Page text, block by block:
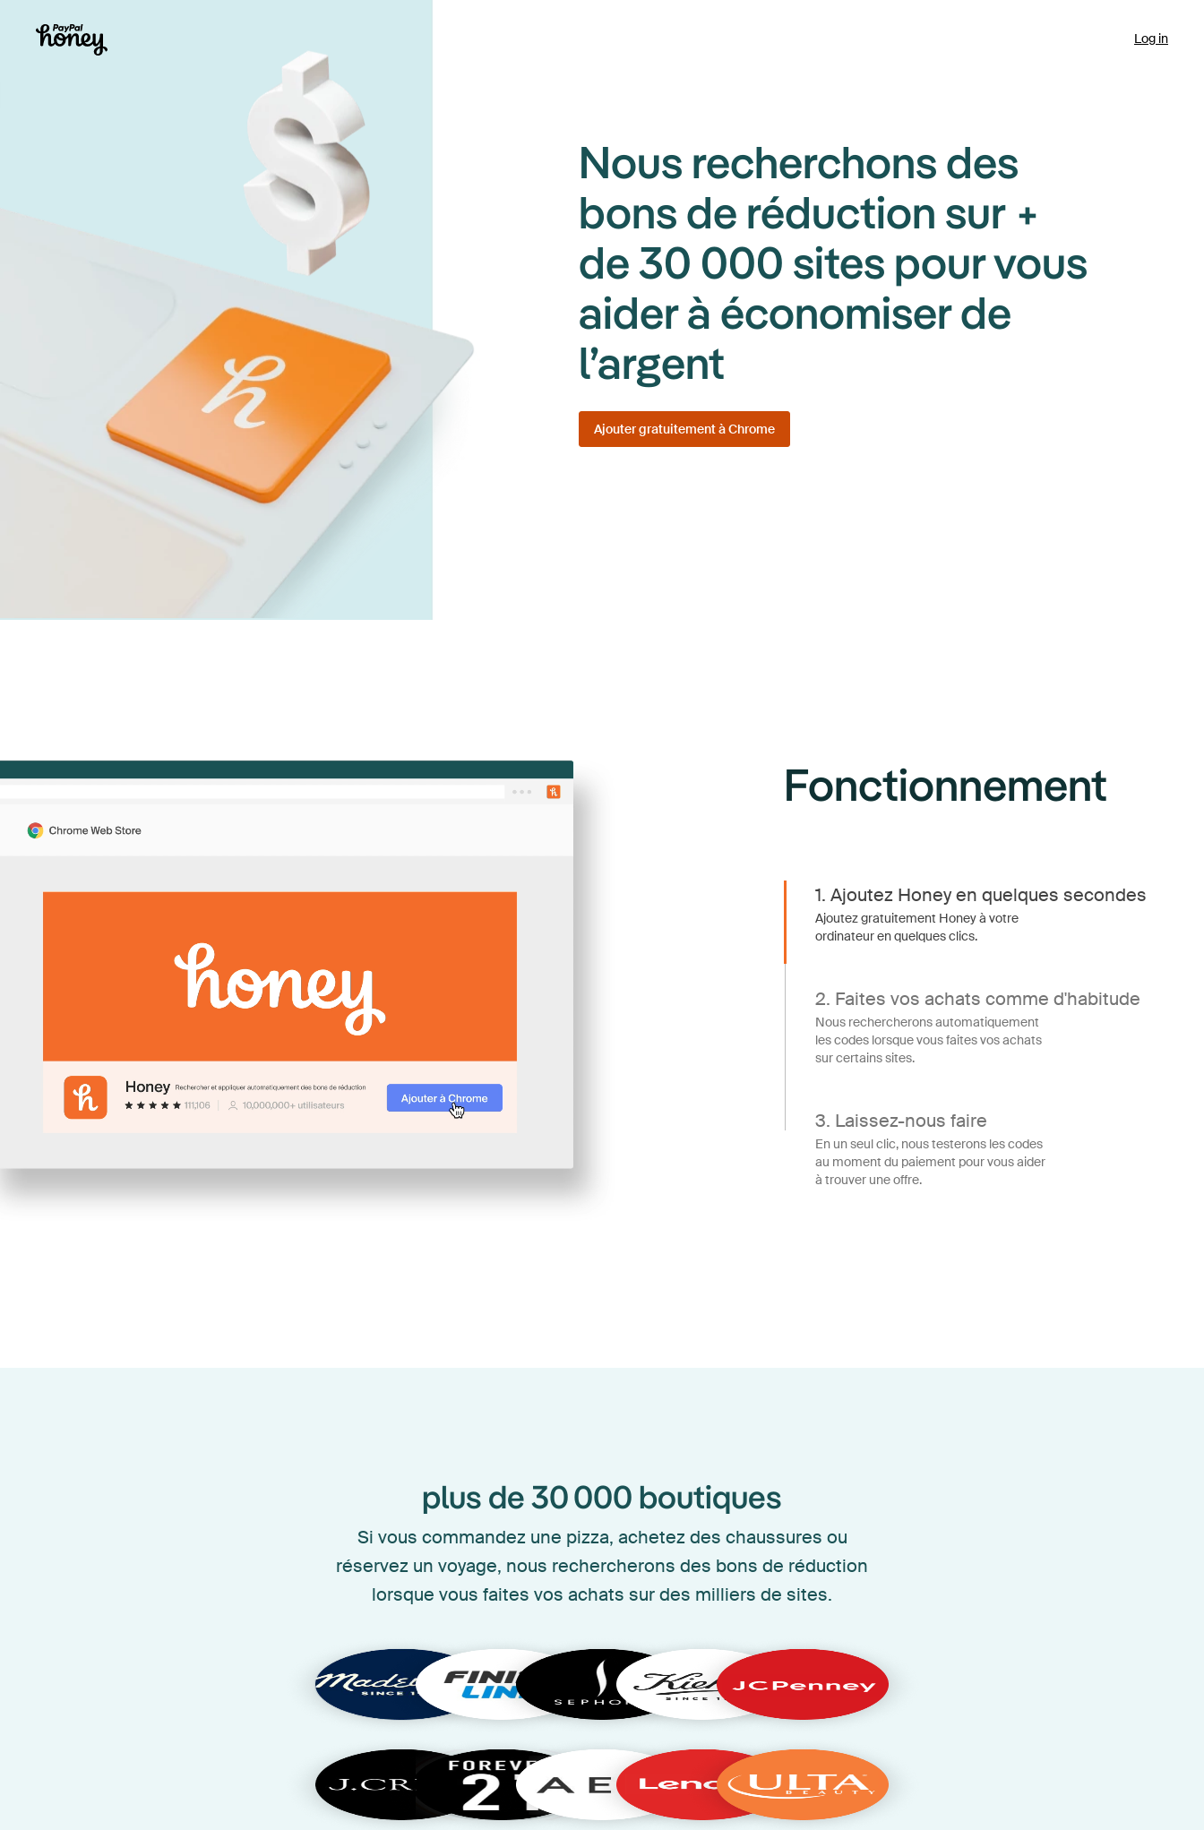
Log in
Nous recherchons des
bons de réduction sur +
de 30 000 sites pour vous
aider à économiser de
l’argent
Ajouter gratuitement à Chrome
Fonctionnement
1. Ajoutez Honey en quelques secondes
Ajoutez gratuitement Honey à votre
ordinateur en quelques clics.
2. Faites vos achats comme d'habitude
Nous rechercherons automatiquement
les codes lorsque vous faites vos achats
sur certains sites.
3. Laissez-nous faire
En un seul clic, nous testerons les codes
au moment du paiement pour vous aider
à trouver une offre.
plus de 30 000 boutiques
Si vous commandez une pizza, achetez des chaussures ou
réservez un voyage, nous rechercherons des bons de réduction
lorsque vous faites vos achats sur des milliers de sites.